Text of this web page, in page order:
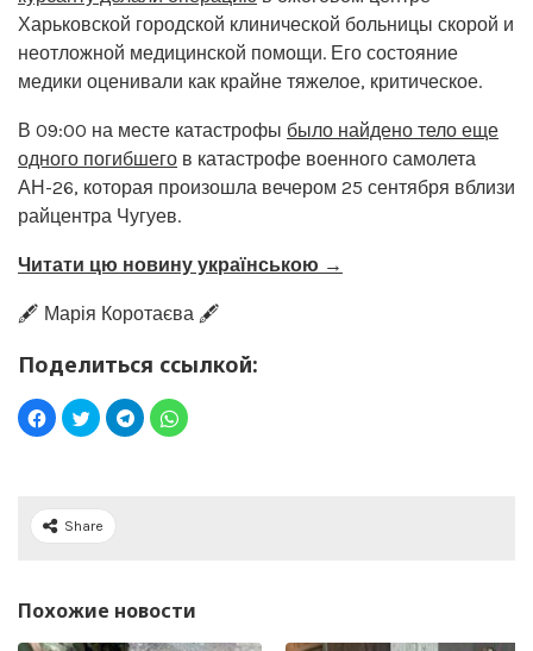
Харьковской городской клинической больницы скорой и
неотложной медицинской помощи. Его состояние
медики оценивали как крайне тяжелое, критическое.
В 09:00 на месте катастрофы было найдено тело еще
одного погибшего в катастрофе военного самолета
АН-26, которая произошла вечером 25 сентября вблизи
райцентра Чугуев.
Читати цю новину українською →
🖋️ Марія Коротаєва 🖋️
Поделиться ссылкой:
Share
Похожие новости